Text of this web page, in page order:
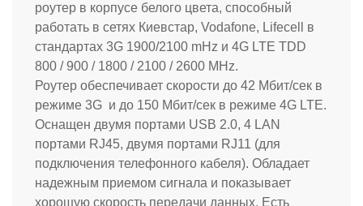
роутер в корпусе белого цвета, способный
работать в сетях Киевстар, Vodafone, Lifecell в
стандартах 3G 1900/2100 mHz и 4G LTE TDD
800 / 900 / 1800 / 2100 / 2600 MHz.
Роутер обеспечивает скорости до 42 Мбит/сек в
режиме 3G и до 150 Мбит/сек в режиме 4G LTE.
Оснащен двумя портами USB 2.0, 4 LAN
портами RJ45, двумя портами RJ11 (для
подключения телефонного кабеля). Обладает
надежным приемом сигнала и показывает
хорошую скорость передачи данных. Есть